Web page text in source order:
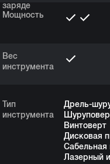
заряде
Мощность
Вес
инструмента
Тип
инструмента
Дрель-
Винтоверт
Дисковая
Сабельная
Лазерный